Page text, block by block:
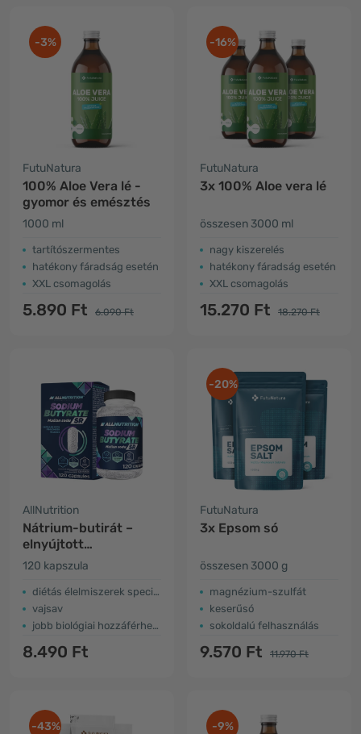
-3%
FutuNatura
100% Aloe Vera lé -
gyomor és emésztés
1000 ml
tartítószermentes
hatékony fáradság esetén
XXL csomagolás
5.890 Ft 6.090 Ft
-16%
FutuNatura
3x 100% Aloe vera lé
összesen 3000 ml
nagy kiszerelés
hatékony fáradság esetén
XXL csomagolás
15.270 Ft 18.270 Ft
AllNutrition
Nátrium-butirát –
elnyújtott
felszabadulású
120 kapszula
diétás élelmiszerek speciális egészségügyi célokra
vajsav
jobb biológiai hozzáférhetőség
8.490 Ft
-20%
FutuNatura
3x Epsom só
összesen 3000 g
magnézium-szulfát
keserűsó
sokoldalú felhasználás
9.570 Ft 11.970 Ft
-43% -9%